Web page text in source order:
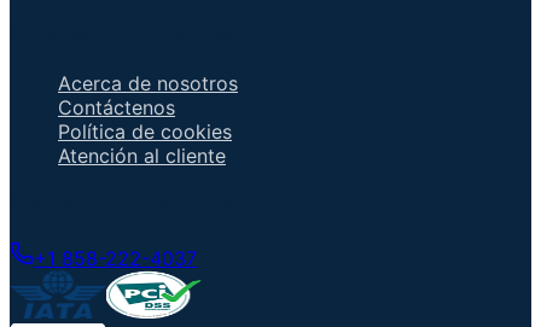
Acerca de nosotros
Contáctenos
Política de cookies
Atención al cliente
+1 858-222-4037